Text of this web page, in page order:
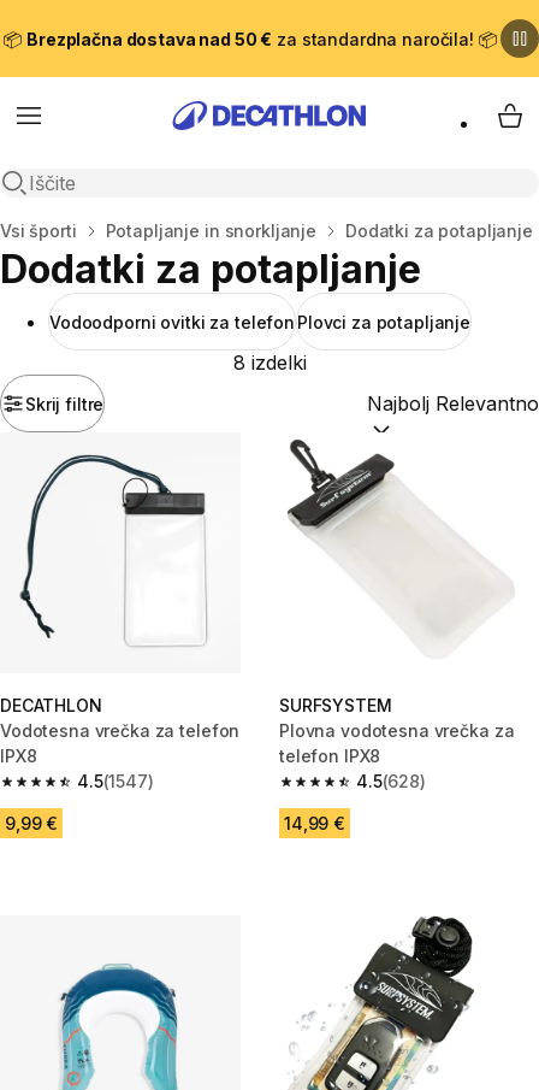
📦 Brezplačna dostava nad 50 € za standardna naročila! 📦
Meni
Odpri iskanje
Domov
Vsi športi Potapljanje in snorkljanje Dodatki za potapljanje
Dodatki za potapljanje
Vodoodporni ovitki za telefon Plovci za potapljanje
Skrij filtre
8 izdelki
Razvrsti po:
DECATHLON
Vodotesna vrečka za telefon
IPX8
4.5
4.5 od 5 zvezdic from 1547 ocene
(1547)
9,99 €
SURFSYSTEM
Plovna vodotesna vrečka za
telefon IPX8
4.5
4.5 od 5 zvezdic from 628
(628)
14,99 €